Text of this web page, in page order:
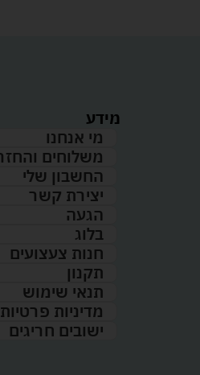
מידע
מי אנחנו
משלוחים
החשבון שלי
יצירת קשר
הגעה
בלוג
חנות צעצועים
תקנון
תנאי שימוש
מדיניות פרטיות
ישובים חריגים